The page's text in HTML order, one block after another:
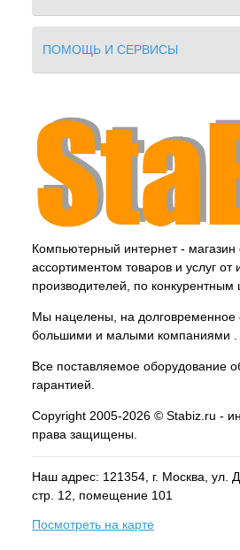
ПОМОЩЬ И СЕРВИСЫ
Компьютерный интернет -
ассортиментом товаров и услуг от
производителей, по конкурентным
Мы нацелены, на долговременное
большими и малыми компаниями .
Все поставляемое оборудование
гарантией.
Copyright 2005-2026 © Stabiz.ru -
права защищены.
Наш адрес: 121354, г. Москва , ул.
стр. 12, помещение 101
Посмотреть на карте